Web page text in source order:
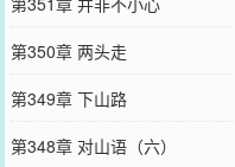
第350章 两头走
第349章 下山路
第348章 对山语（六）